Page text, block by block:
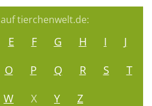
tierchenwelt.de:
E F G H I
J
O P Q R S
T
W X Y Z